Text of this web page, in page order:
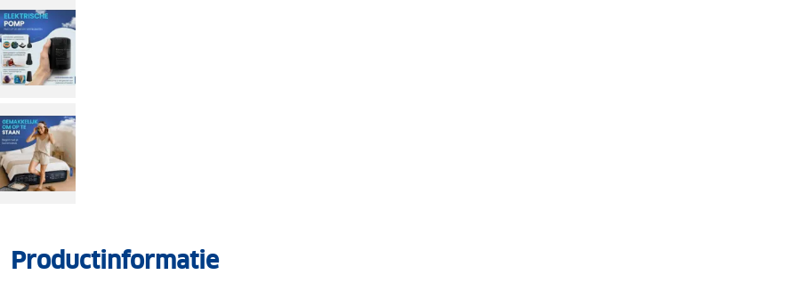
Productinformatie